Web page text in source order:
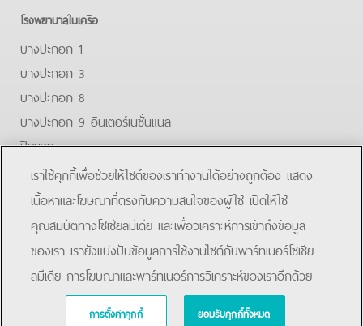
โรงพยาบาลในเครือ
บางปะกอก 1
บางปะกอก 3
บางปะกอก 8
บางปะกอก 9 อินเตอร์เนชั่นแนล
ปิยะเวท
บางปะกอก-รังสิต 2
บางปะกอกสมุทรปราการ
FacebookLine
Copyright © 2019 Bangpakok Hospital All rights reserved.
เราใช้คุกกี้เพื่อช่วยให้ไซต์ของเราทำงานได้อย่างถูกต้อง แสดง
เนื้อหาและโฆษณาที่ตรงกับความสนใจของผู้ใช้ เปิดให้ใช้
คุณสมบัติทางโซเชียลมีเดีย และเพื่อวิเคราะห์การเข้าถึงข้อมูล
ของเรา เรายังแบ่งปันข้อมูลการใช้งานไซต์กับพาร์ทเนอร์โซเชีย
ลมีเดีย การโฆษณาและพาร์ทเนอร์การวิเคราะห์ของเราอีกด้วย
การตั้งค่าคุกกี้ ยอมรับคุกกี้ทั้งหมด